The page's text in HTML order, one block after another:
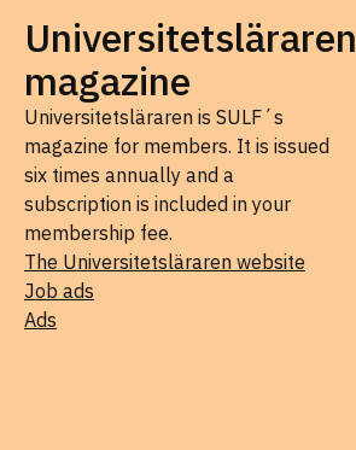
Universitetsläraren
magazine
Universitetsläraren is SULF´s
magazine for members. It is issued
six times annually and a
subscription is included in your
membership fee.
The Universitetsläraren website
Job ads
Ads